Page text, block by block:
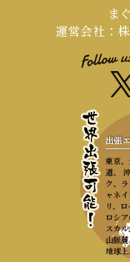
ま
運営会社：
出張
東京
道、
ク、
ャネ
リ、
ロシ
スカ
山脈
地球